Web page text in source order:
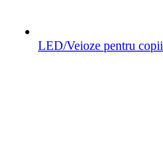
LED/Veioze pentru copii